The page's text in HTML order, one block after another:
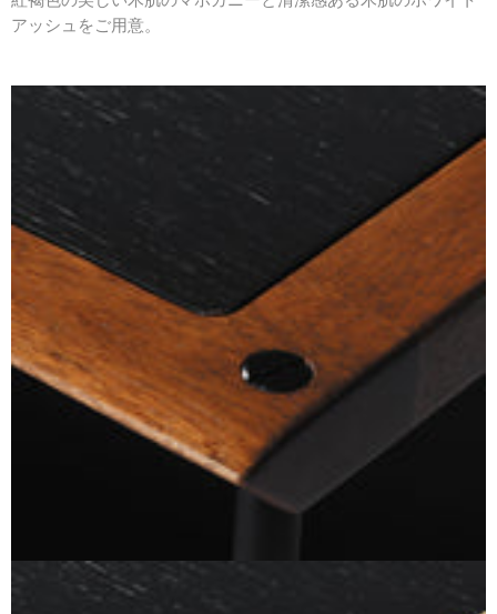
アッシュをご用意。